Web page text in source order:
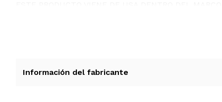
Información del fabricante